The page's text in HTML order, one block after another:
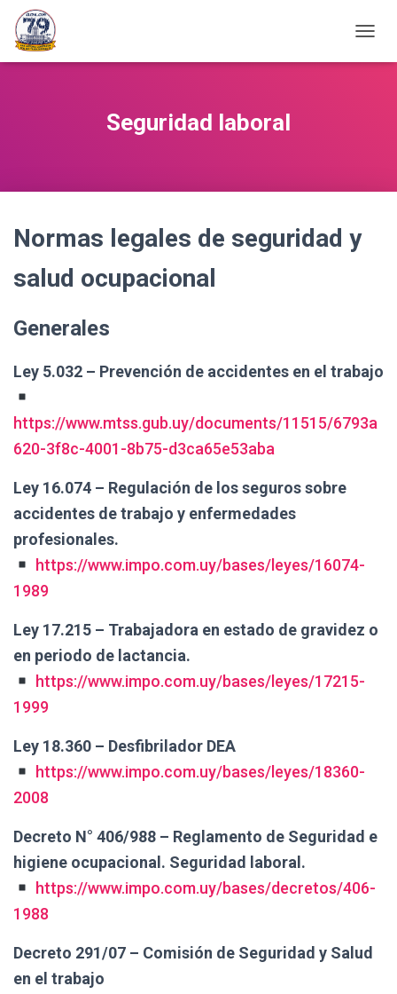
A
C
N
Seguridad laboral
Normas legales de seguridad y
salud ocupacional
Generales
Ley 5.032 – Prevención de accidentes en el trabajo
https://www.mtss.gub.uy/documents/11515/6793a
620-3f8c-4001-8b75-d3ca65e53aba
Ley 16.074 – Regulación de los seguros sobre
accidentes de trabajo y enfermedades
profesionales.
https://www.impo.com.uy/bases/leyes/16074-
1989
Ley 17.215 – Trabajadora en estado de gravidez o
en periodo de lactancia.
https://www.impo.com.uy/bases/leyes/17215-
1999
Ley 18.360 – Desfibrilador DEA
https://www.impo.com.uy/bases/leyes/18360-
2008
Decreto N° 406/988 – Reglamento de Seguridad e
higiene ocupacional. Seguridad laboral.
https://www.impo.com.uy/bases/decretos/406-
1988
Decreto 291/07 – Comisión de Seguridad y Salud
en el trabajo